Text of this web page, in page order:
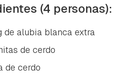
(4 personas):
de alubia blanca extra
de cerdo
de cerdo